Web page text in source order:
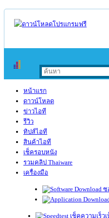
หน้าแรก
ดาวน์โหลด
ข่าวไอที
รีวิว
ทิปส์ไอที
สินค้าไอที
เช็ครอบหนัง
รวมคลิป Thaiware
เครื่องมือ
ซ
เช็คความเร็วเ